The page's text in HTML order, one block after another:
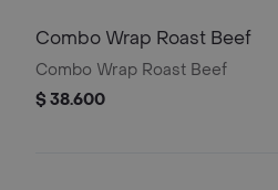
Combo Wrap Roast Beef
Combo Wrap Roast Beef
$ 38.600